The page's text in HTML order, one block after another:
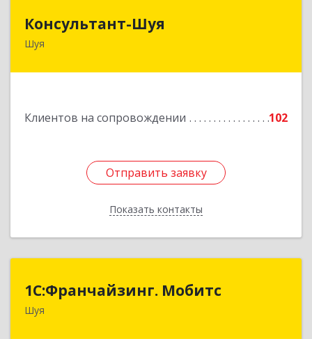
Консультант-Шуя
Шуя
Клиентов на сопровождении 102
Отправить заявку
Показать контакты
155900, Ивановская обл, Шуя г, Свердлова ул,
Отправить заявку
Назад
1С:Франчайзинг. Мобитс
Шуя
1С:Франчайзинг. Мобитс